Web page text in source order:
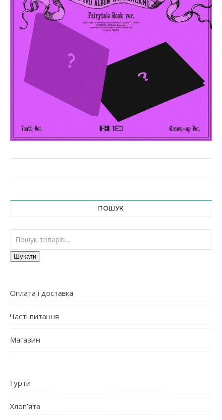
ПОШУК
Шукати:
Шукати
Оплата і доставка
Часті питання
Магазин
Гурти
Хлоп’ята